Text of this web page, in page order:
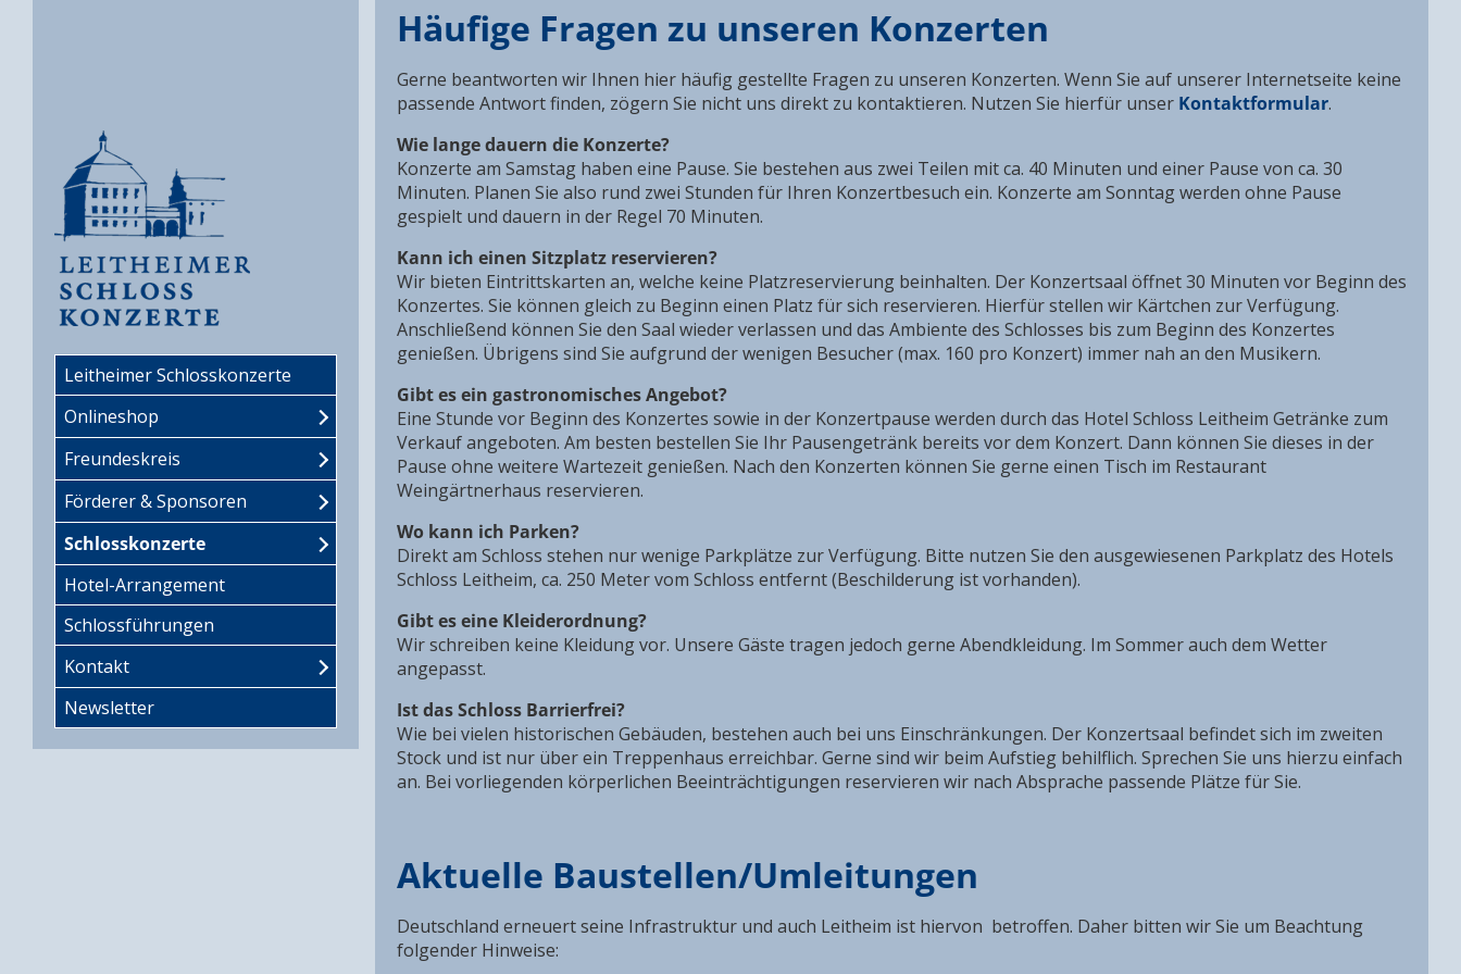
Leitheimer Schlosskonzerte
Onlineshop
Freundeskreis
Förderer & Sponsoren
Schlosskonzerte
Hotel-Arrangement
Schlossführungen
Kontakt
Newsletter
Häufige Fragen zu unseren Konzerten
Gerne beantworten wir Ihnen hier häufig gestellte Fragen zu unseren Konzerten. Wenn Sie auf unserer Internetseite keine
passende Antwort finden, zögern Sie nicht uns direkt zu kontaktieren. Nutzen Sie hierfür unser Kontaktformular.
Wie lange dauern die Konzerte?
​Konzerte am Samstag haben eine Pause. Sie bestehen aus zwei Teilen mit ca. 40 Minuten und einer Pause von ca. 30
Minuten. Planen Sie also rund zwei Stunden für Ihren Konzertbesuch ein. Konzerte am Sonntag werden ohne Pause
gespielt und dauern in der Regel 70 Minuten.
Kann ich einen Sitzplatz reservieren?
Wir bieten Eintrittskarten an, welche keine Platzreservierung beinhalten. Der Konzertsaal öffnet 30 Minuten vor Beginn des
Konzertes. Sie können gleich zu Beginn einen Platz für sich reservieren. Hierfür stellen wir Kärtchen zur Verfügung.
Anschließend können Sie den Saal wieder verlassen und das Ambiente des Schlosses bis zum Beginn des Konzertes
genießen. Übrigens sind Sie aufgrund der wenigen Besucher (max. 160 pro Konzert) immer nah an den Musikern.
Gibt es ein gastronomisches Angebot?
Eine Stunde vor Beginn des Konzertes sowie in der Konzertpause werden durch das Hotel Schloss Leitheim Getränke zum
Verkauf angeboten. Am besten bestellen Sie Ihr Pausengetränk bereits vor dem Konzert. Dann können Sie dieses in der
Pause ohne weitere Wartezeit genießen. Nach den Konzerten können Sie gerne einen Tisch im Restaurant
Weingärtnerhaus reservieren.
Wo kann ich Parken?
Direkt am Schloss stehen nur wenige Parkplätze zur Verfügung. Bitte nutzen Sie den ausgewiesenen Parkplatz des Hotels
Schloss Leitheim, ca. 250 Meter vom Schloss entfernt (Beschilderung ist vorhanden).
Gibt es eine Kleiderordnung?
Wir schreiben keine Kleidung vor. Unsere Gäste tragen jedoch gerne Abendkleidung. Im Sommer auch dem Wetter
angepasst.
Ist das Schloss Barrierfrei?
Wie bei vielen historischen Gebäuden, bestehen auch bei uns Einschränkungen. Der Konzertsaal befindet sich im zweiten
Stock und ist nur über ein Treppenhaus erreichbar. Gerne sind wir beim Aufstieg behilflich. Sprechen Sie uns hierzu einfach
an. Bei vorliegenden körperlichen Beeinträchtigungen reservieren wir nach Absprache passende Plätze für Sie.
Aktuelle Baustellen/Umleitungen
Deutschland erneuert seine Infrastruktur und auch Leitheim ist hiervon betroffen. Daher bitten wir Sie um Beachtung
folgender Hinweise: